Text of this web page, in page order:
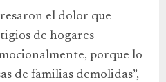
el dolor que
de hogares
porque lo
de familias demolidas”,